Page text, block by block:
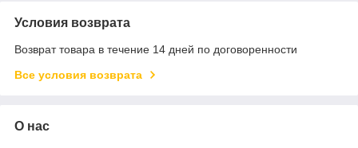
Условия возврата
Возврат товара в течение 14 дней по договоренности
Все условия возврата
О нас